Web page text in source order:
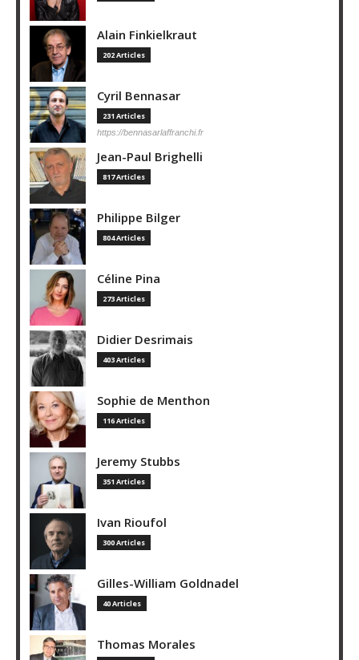
Alain Finkielkraut
202 Articles
Cyril Bennasar
231 Articles
https://bennasarlaffranchi.fr
Jean-Paul Brighelli
817 Articles
Philippe Bilger
804 Articles
Céline Pina
273 Articles
Didier Desrimais
403 Articles
Sophie de Menthon
116 Articles
Jeremy Stubbs
351 Articles
Ivan Rioufol
300 Articles
Gilles-William Goldnadel
40 Articles
Thomas Morales